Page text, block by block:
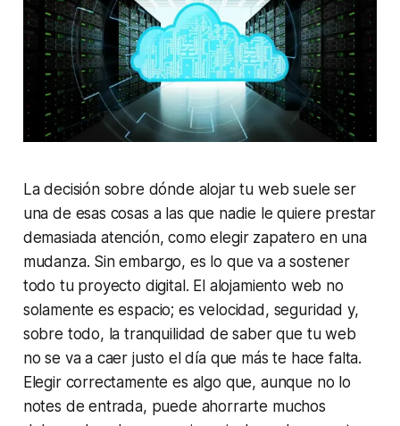
La decisión sobre dónde alojar tu web suele ser
una de esas cosas a las que nadie le quiere prestar
demasiada atención, como elegir zapatero en una
mudanza. Sin embargo, es lo que va a sostener
todo tu proyecto digital. El alojamiento web no
solamente es espacio; es velocidad, seguridad y,
sobre todo, la tranquilidad de saber que tu web
no se va a caer justo el día que más te hace falta.
Elegir correctamente es algo que, aunque no lo
notes de entrada, puede ahorrarte muchos